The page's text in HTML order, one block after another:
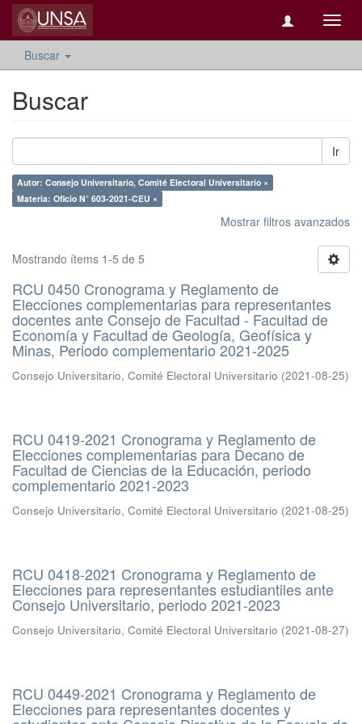
Buscar
Buscar
Ir
Autor: Consejo Universitario, Comité Electoral Universitario ×
Materia: Oficio N° 603-2021-CEU ×
Mostrar filtros avanzados
Mostrando ítems 1-5 de 5
RCU 0450 Cronograma y Reglamento de
Elecciones complementarias para representantes
docentes ante Consejo de Facultad - Facultad de
Economía y Facultad de Geología, Geofísica y
Minas, Periodo complementario 2021-2025
Consejo Universitario, Comité Electoral Universitario (2021-08-25)
RCU 0419-2021 Cronograma y Reglamento de
Elecciones complementarias para Decano de
Facultad de Ciencias de la Educación, periodo
complementario 2021-2023
Consejo Universitario, Comité Electoral Universitario (2021-08-25)
RCU 0418-2021 Cronograma y Reglamento de
Elecciones para representantes estudiantiles ante
Consejo Universitario, periodo 2021-2023
Consejo Universitario, Comité Electoral Universitario (2021-08-27)
RCU 0449-2021 Cronograma y Reglamento de
Elecciones para representantes docentes y